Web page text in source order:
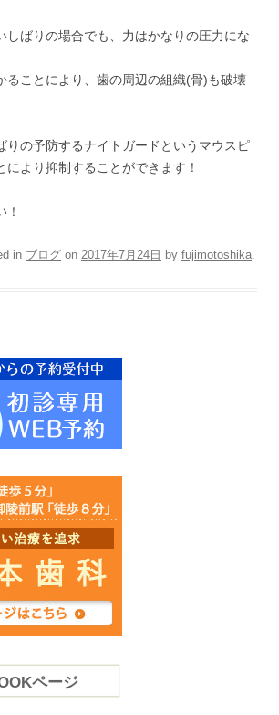
しばりの場合でも、力はかなりの圧力にな
ることにより、歯の周辺の組織(骨)も破壊
りの予防するナイトガードというマウスピ
により抑制することができます！
！
in ブログ on 2017年7月24日 by fujimotoshika
ページ